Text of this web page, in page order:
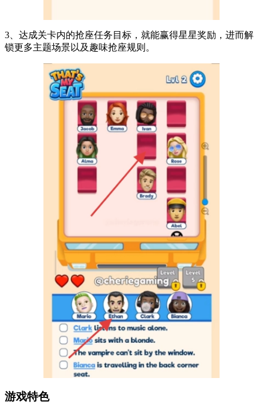
3、达成关卡内的抢座任务目标，就能赢得星星奖励，进而解
锁更多主题场景以及趣味抢座规则。
游戏特色